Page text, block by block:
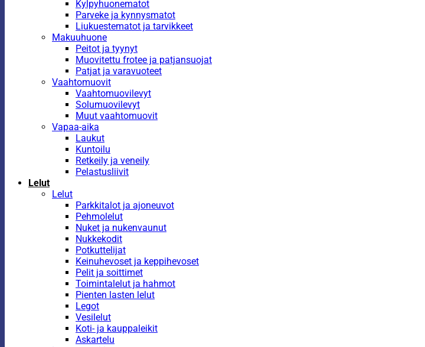
Kylpyhuonematot
Parveke ja kynnysmatot
Liukuestematot ja tarvikkeet
Makuuhuone
Peitot ja tyynyt
Muovitettu frotee ja patjansuojat
Patjat ja varavuoteet
Vaahtomuovit
Vaahtomuovilevyt
Solumuovilevyt
Muut vaahtomuovit
Vapaa-aika
Laukut
Kuntoilu
Retkeily ja veneily
Pelastusliivit
Lelut
Lelut
Parkkitalot ja ajoneuvot
Pehmolelut
Nuket ja nukenvaunut
Nukkekodit
Potkuttelijat
Keinuhevoset ja keppihevoset
Pelit ja soittimet
Toimintalelut ja hahmot
Pienten lasten lelut
Legot
Vesilelut
Koti- ja kauppaleikit
Askartelu